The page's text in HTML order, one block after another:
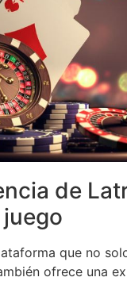
de
que no
ofrece una